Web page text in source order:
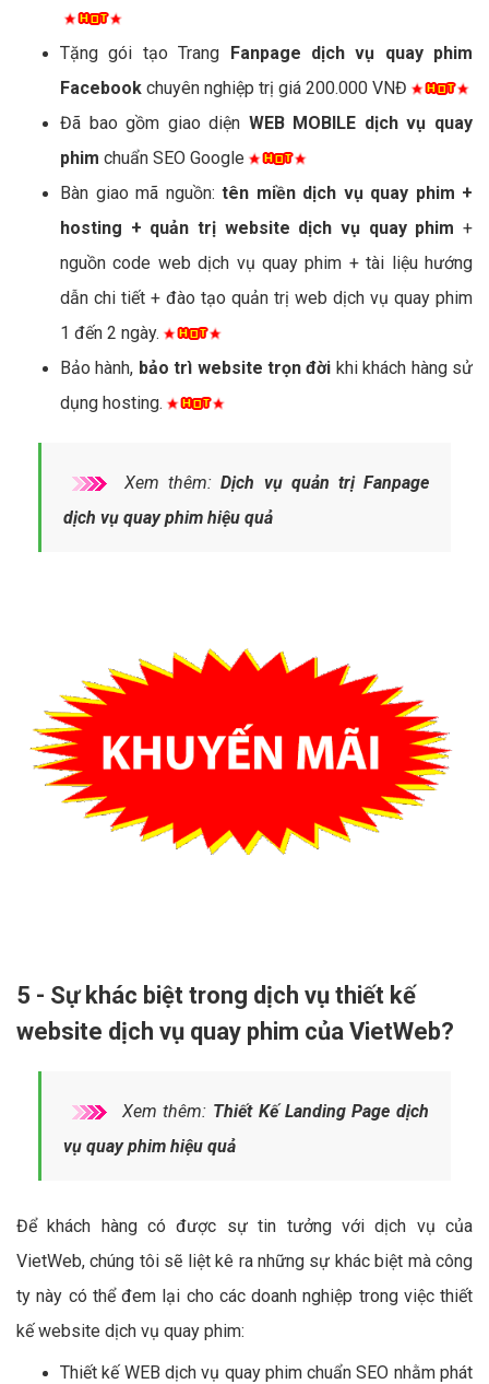
Tặng gói tạo Trang Fanpage dịch vụ quay phim
Facebook chuyên nghiệp trị giá 200.000 VNĐ
Đã bao gồm giao diện WEB MOBILE dịch vụ quay
phim chuẩn SEO Google
Bàn giao mã nguồn: tên miền dịch vụ quay phim +
hosting + quản trị website dịch vụ quay phim +
nguồn code web dịch vụ quay phim + tài liệu hướng
dẫn chi tiết + đào tạo quản trị web dịch vụ quay phim
1 đến 2 ngày.
Bảo hành, bảo trì website trọn đời khi khách hàng sử
dụng hosting.
Xem thêm:Dịch vụ quản trị Fanpage
dịch vụ quay phim hiệu quả
5 - Sự khác biệt trong dịch vụ thiết kế
website dịch vụ quay phim của VietWeb?
Xem thêm: Thiết Kế Landing Page dịch
vụ quay phim hiệu quả
Để khách hàng có được sự tin tưởng với dịch vụ của
VietWeb, chúng tôi sẽ liệt kê ra những sự khác biệt mà công
ty này có thể đem lại cho các doanh nghiệp trong việc thiết
kế website dịch vụ quay phim:
Thiết kế WEB dịch vụ quay phim chuẩn SEO nhằm phát